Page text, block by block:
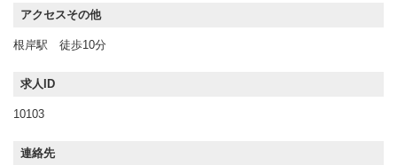
アクセスその他
根岸駅 徒歩10分
求人ID
10103
連絡先